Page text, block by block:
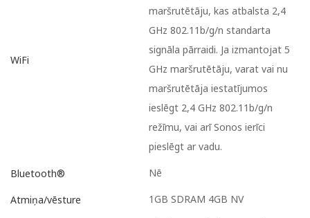
WiFi
maršrutētāju, kas atbalsta 2,4
GHz 802.11b/g/n standarta
signāla pārraidi. Ja izmantojat 5
GHz maršrutētāju, varat vai nu
maršrutētāja iestatījumos
ieslēgt 2,4 GHz 802.11b/g/n
režīmu, vai arī Sonos ierīci
pieslēgt ar vadu.
Bluetooth® Nē
Atmiņa/vēsture 1GB SDRAM 4GB NV